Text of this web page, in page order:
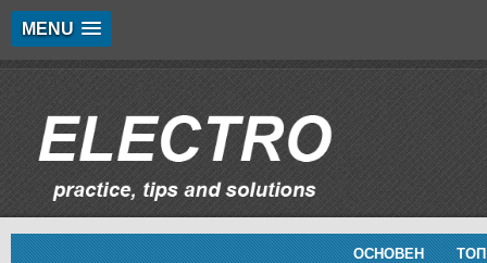
MENU
ОСНОВЕН